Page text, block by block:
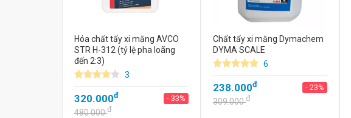
Hóa chất tẩy xi măng AVCO
STR H-312 (tỷ lệ pha loãng
đến 2:3)
3
320.000đ - 33%
480.000đ
Chất tẩy xi măng Dymachem
DYMA SCALE
6
238.000đ - 23%
309.000đ